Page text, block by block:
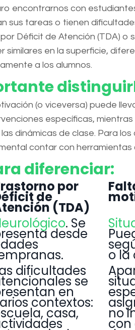
encontrarnos con
sus tareas o tienen
Déficit de Atención (TDA)
similares en la superficie,
a los alumnos.
(o viceversa) puede
específicas,
dinámicas de clase. Para
contar con herramientas
diferenciar:
por
de
(TDA)
. Se
desde
o la
dificultades
se
en
contextos:
casa, no
con